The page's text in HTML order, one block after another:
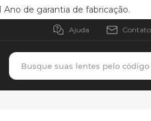
de garantia de fabricação.
Ajuda
Busque suas lentes pelo